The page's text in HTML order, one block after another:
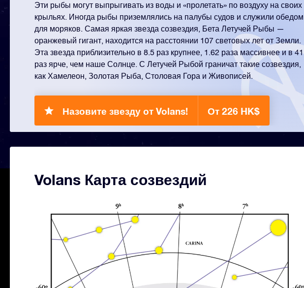
Эти рыбы могут выпрыгивать из воды и «пролетать» по воздуху на своих
крыльях. Иногда рыбы приземлялись на палубы судов и служили обедом
для моряков. Самая яркая звезда созвездия, Бета Летучей Рыбы —
оранжевый гигант, находится на расстоянии 107 световых лет от Земли.
Эта звезда приблизительно в 8.5 раз крупнее, 1.62 раза массивнее и в 41
раз ярче, чем наше Солнце. С Летучей Рыбой граничат такие созвездия,
как Хамелеон, Золотая Рыба, Столовая Гора и Живописей.
Назовите звезду от Volans! От 226 HK$
Volans Карта созвездий